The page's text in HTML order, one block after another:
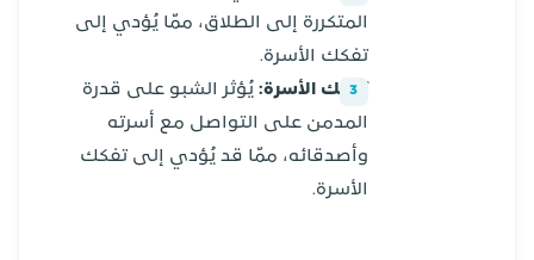
المتكررة إلى الطلاق، ممّا يُؤدي إلى
تفكك الأسرة.
تفكك الأسرة: يُؤثر الشبو على قدرة
المدمن على التواصل مع أسرته
وأصدقائه، ممّا قد يُؤدي إلى تفكك
الأسرة.